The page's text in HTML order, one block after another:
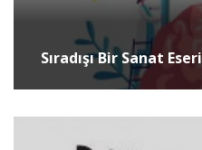
Sıradışı Bir Sanat Eseri